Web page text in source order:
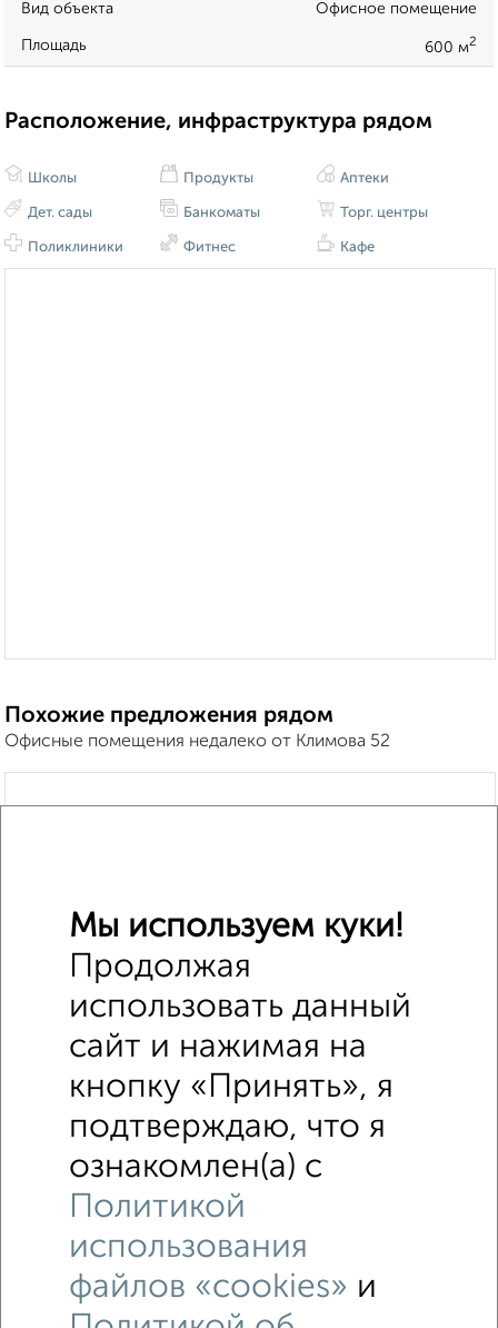
Вид объекта Офисное помещение
Площадь 600 м2
Расположение, инфраструктура рядом
Школы
Дет. сады
Поликлиники
Продукты
Банкоматы
Фитнес
Аптеки
Торг. центры
Кафе
Похожие предложения рядом
Офисные помещения недалеко от Климова 52
Рядом, с меньшей ценой
Недалеко от Климова 52 с ценой ниже
Мы используем куки!
Продолжая
использовать данный
сайт и нажимая на
кнопку «Принять», я
подтверждаю, что я
ознакомлен(а) с
Политикой
использования
файлов «cookies» и